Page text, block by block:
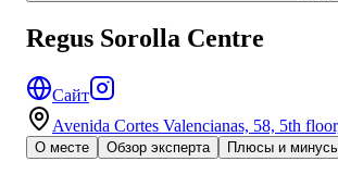
Regus Sorolla Centre
Сайт
Avenida Cortes Valencianas, 58, 5th
О месте Обзор эксперта Плюсы и